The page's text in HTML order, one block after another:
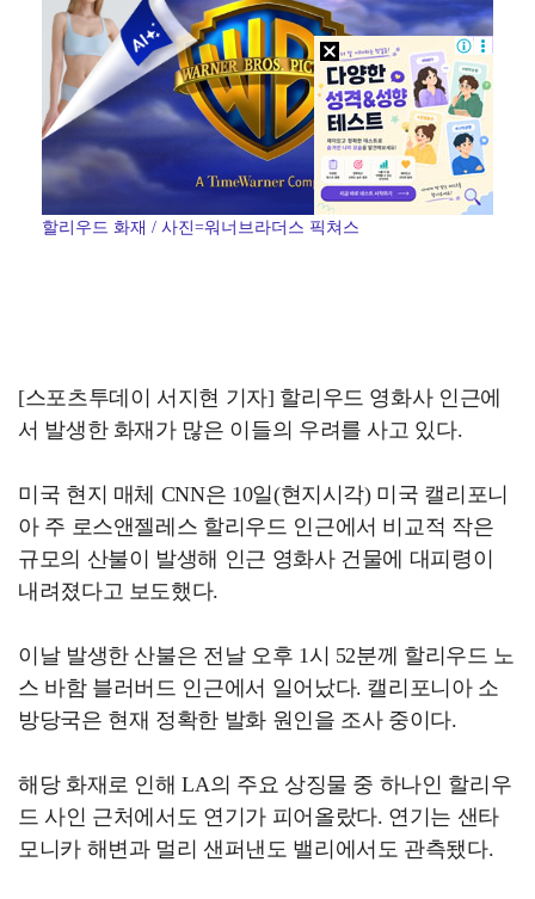
"언론사 대표·국회의원도"…최연청, 판사 남편까지 화려…
'서명관·야고 연속골' 울산, 동해안 더비서 포항 제압…
한국 남자배구, 중국 3-0 완파하고 동아시아선수권 결…
할리우드 화재 / 사진=워너브라더스 픽쳐스
[스포츠투데이 서지현 기자] 할리우드 영화사 인근에
서 발생한 화재가 많은 이들의 우려를 사고 있다.
미국 현지 매체 CNN은 10일(현지시각) 미국 캘리포니
아 주 로스앤젤레스 할리우드 인근에서 비교적 작은
규모의 산불이 발생해 인근 영화사 건물에 대피령이
내려졌다고 보도했다.
이날 발생한 산불은 전날 오후 1시 52분께 할리우드 노
스 바함 블러버드 인근에서 일어났다. 캘리포니아 소
방당국은 현재 정확한 발화 원인을 조사 중이다.
해당 화재로 인해 LA의 주요 상징물 중 하나인 할리우
드 사인 근처에서도 연기가 피어올랐다. 연기는 샌타
모니카 해변과 멀리 샌퍼낸도 밸리에서도 관측됐다.